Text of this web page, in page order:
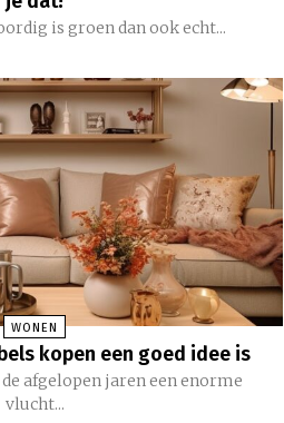
is groen dan ook echt...
WONEN
kopen een goed idee is
afgelopen jaren een enorme
vlucht...